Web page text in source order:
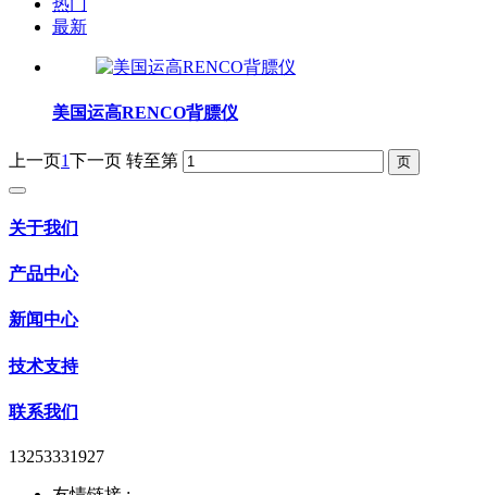
热门
最新
美国运高RENCO背膘仪
上一页1下一页 转至第
关于我们
产品中心
新闻中心
技术支持
联系我们
13253331927